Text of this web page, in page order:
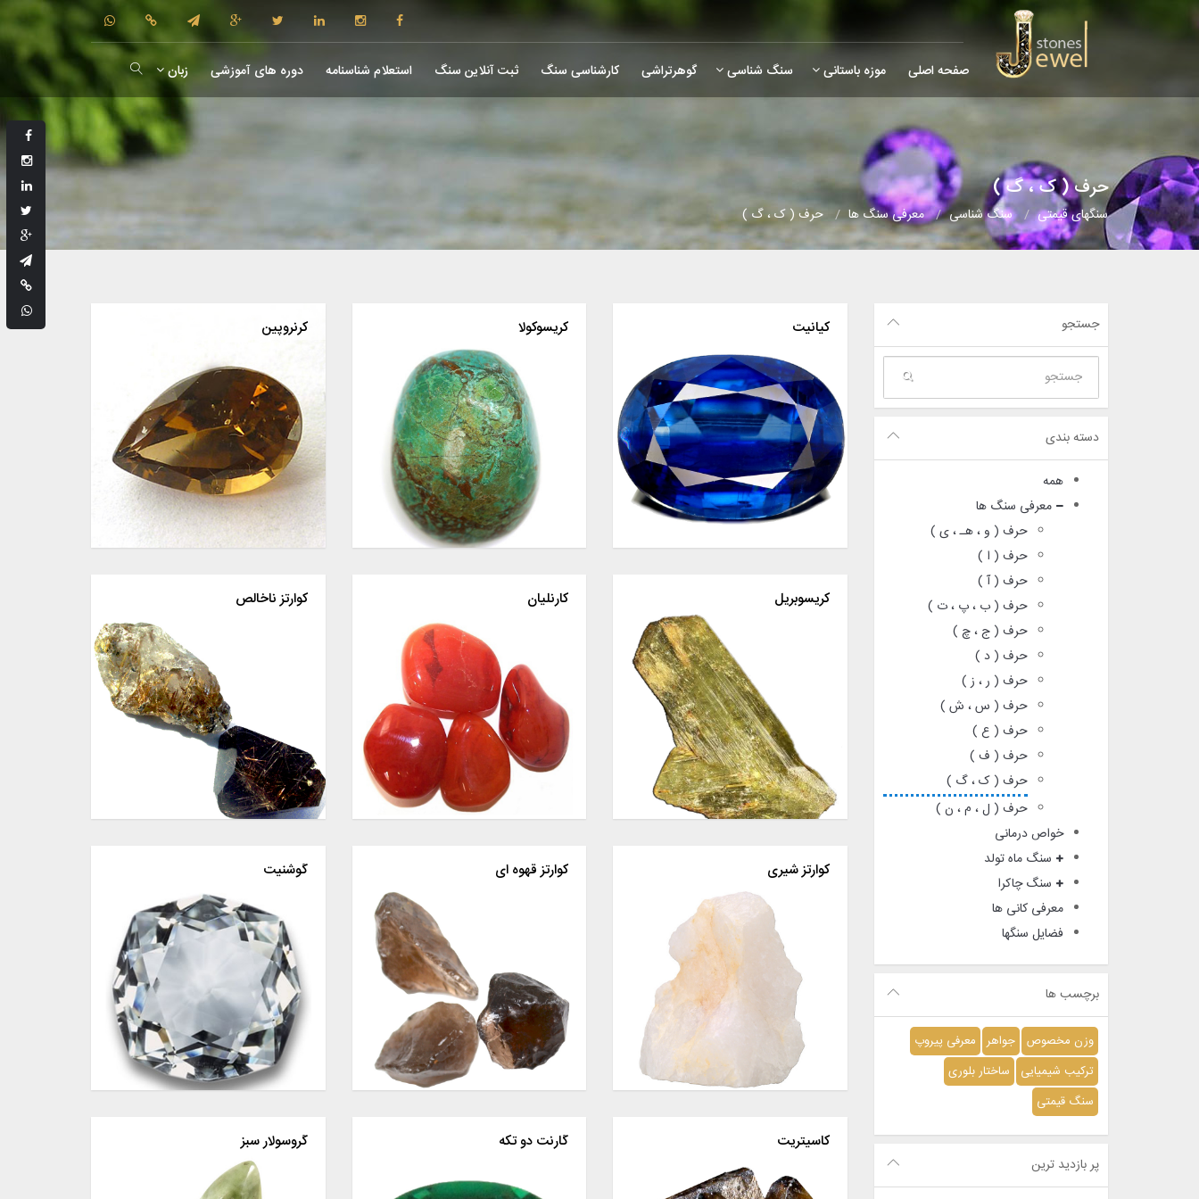
صفحه اصلی موزه باستانی سنگ شناسی گوهرتراشی کارشناسی سنگ ثبت آنلاین سنگ استعلام شناسنامه دوره های آموزشی زبان
حرف ( ک ، گ )
سنگهای قیمتی سنگ شناسی معرفی سنگ ها حرف ( ک ، گ )
جستجو
دسته بندی
همه
معرفی سنگ ها
حرف ( و ، هـ ، ی )
حرف ( ا )
حرف ( آ )
حرف ( ب ، پ ، ت )
حرف ( ج ، چ )
حرف ( د )
حرف ( ر ، ز )
حرف ( س ، ش )
حرف ( ع )
حرف ( ف )
حرف ( ک ، گ )
حرف ( ل ، م ، ن )
خواص درمانی
سنگ ماه تولد
سنگ چاکرا
معرفی کانی ها
فضایل سنگها
برچسب ها
وزن مخصوص جواهر معرفی پیروپ
ترکیب شیمیایی
ساختار بلوری
سنگ قیمتی
پر بازدید ترین
کیانیت کریسوکولا کرنروپین
کریسوبریل کارنلیان کوارتز ناخالص
کوارتز شیری کوارتز قهوه ای گوشنیت
کاسیتریت گارنت دو تکه گروسولار سبز